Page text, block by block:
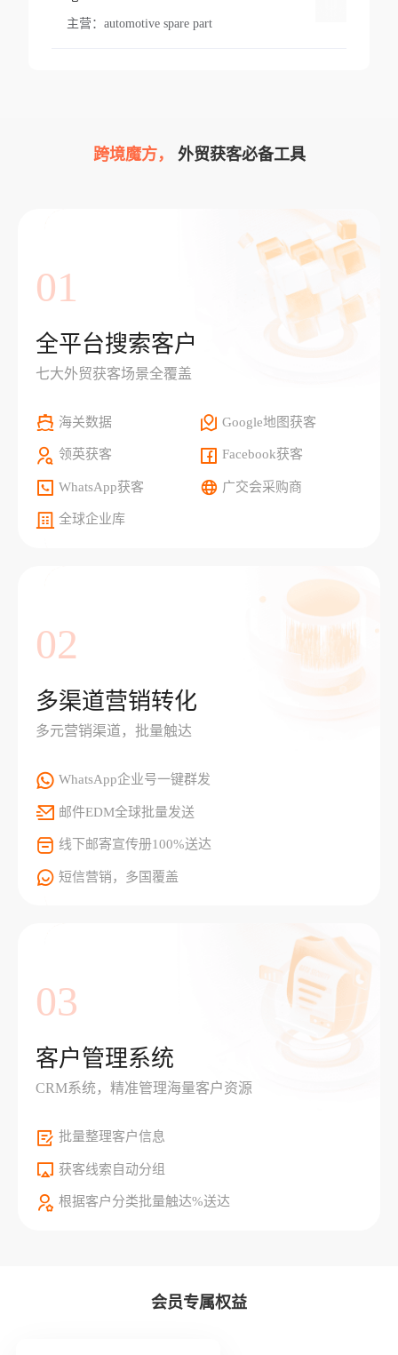
主营： automotive spare part
跨境魔方， 外贸获客必备工具
01
全平台搜索客户
七大外贸获客场景全覆盖
海关数据 Google地图获客
领英获客 Facebook获客
WhatsApp获客 广交会采购商
全球企业库
02
多渠道营销转化
多元营销渠道，批量触达
WhatsApp企业号一键群发
邮件EDM全球批量发送
线下邮寄宣传册100%送达
短信营销，多国覆盖
03
客户管理系统
CRM系统，精准管理海量客户资源
批量整理客户信息
获客线索自动分组
根据客户分类批量触达%送达
会员专属权益